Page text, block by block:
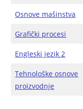
Osnove mašinstva
Grafički procesi
Engleski jezik 2
Tehnološke osnove
proizvodnje